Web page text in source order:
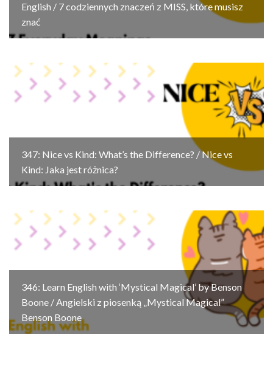
English / 7 codziennych znaczeń z MISS, które musisz
znać
347: Nice vs Kind: What’s the Difference? / Nice vs
Kind: Jaka jest różnica?
346: Learn English with ‘Mystical Magical’ by Benson
Boone / Angielski z piosenką „Mystical Magical”
Benson Boone